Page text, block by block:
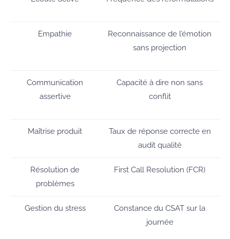
Empathie
Reconnaissance de l’émotion
sans projection
Communication
assertive
Capacité à dire non sans
conflit
Maîtrise produit
Taux de réponse correcte en
audit qualité
Résolution de
problèmes
First Call Resolution (FCR)
Gestion du stress
Constance du CSAT sur la
journée